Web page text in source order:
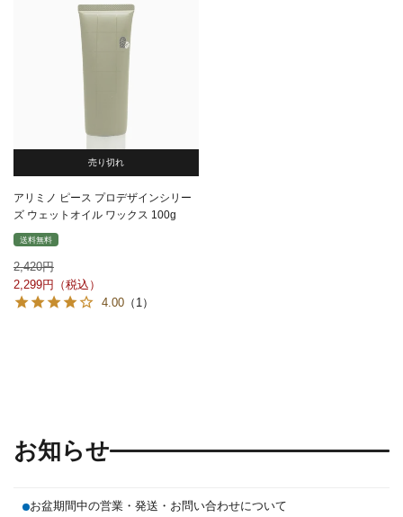
売り切れ
アリミノ ピース プロデザインシリー
ズ ウェットオイル ワックス 100g
送料無料
2,420
2,299
4.00 （1）
お知らせ
お盆期間中の営業・発送・お問い合わせについて